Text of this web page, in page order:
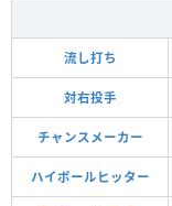
流し打ち
対右投手
チャンスメーカー
ハイボールヒッター